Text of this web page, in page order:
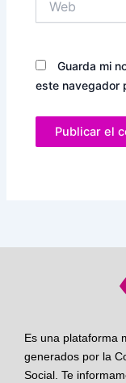
Guarda mi
este navegador
Es una plataforma
generados por la
Social. Te